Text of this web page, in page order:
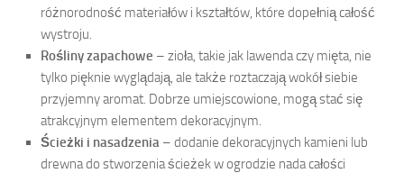
różnorodność materiałów i kształtów, które dopełnią całość
wystroju.
Rośliny zapachowe – zioła, takie jak lawenda czy mięta, nie
tylko pięknie wyglądają, ale także roztaczają wokół siebie
przyjemny aromat. Dobrze umiejscowione, mogą stać się
atrakcyjnym elementem dekoracyjnym.
Ścieżki i nasadzenia – dodanie dekoracyjnych kamieni lub
drewna do stworzenia ścieżek w ogrodzie nada całości